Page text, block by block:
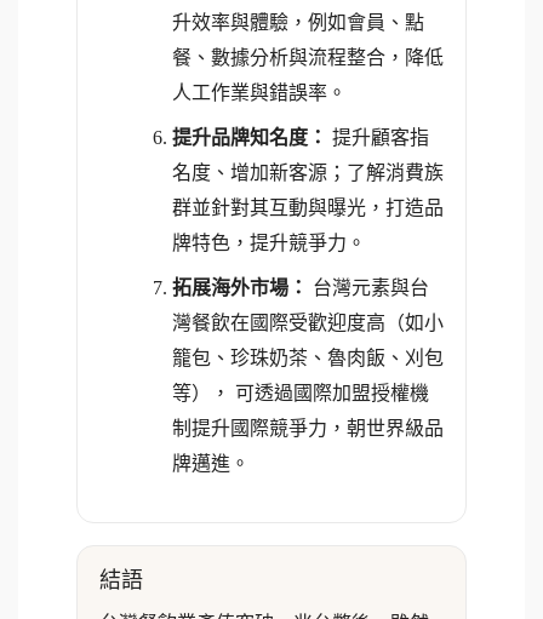
升效率與體驗，例如會員、點
餐、數據分析與流程整合，降低
人工作業與錯誤率。
提升品牌知名度： 提升顧客指
名度、增加新客源；了解消費族
群並針對其互動與曝光，打造品
牌特色，提升競爭力。
拓展海外市場：
台灣元素與台
灣餐飲在國際受歡迎度高（如小
籠包、珍珠奶茶、魯肉飯、刈包
等）， 可透過國際加盟授權機
制提升國際競爭力，朝世界級品
牌邁進。
結語